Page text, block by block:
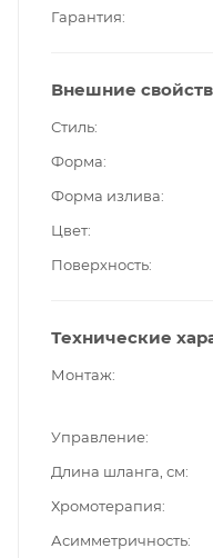
Гарантия
Внешние
Стиль
Форма
Форма излива
Цвет
Поверхность
Технические
Монтаж
Управление
Длина шланга, см
Хромотерапия
Асимметричность